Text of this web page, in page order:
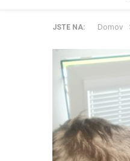
JSTE NA: Domov